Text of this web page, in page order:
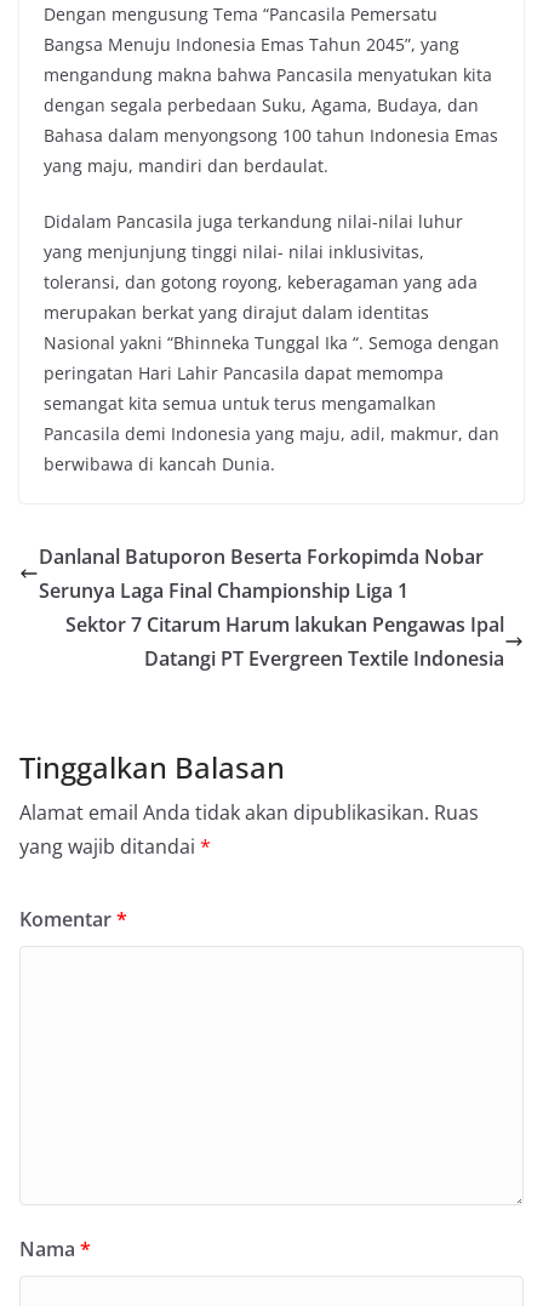
Dengan mengusung Tema “Pancasila Pemersatu
Bangsa Menuju Indonesia Emas Tahun 2045”, yang
mengandung makna bahwa Pancasila menyatukan kita
dengan segala perbedaan Suku, Agama, Budaya, dan
Bahasa dalam menyongsong 100 tahun Indonesia Emas
yang maju, mandiri dan berdaulat.
Didalam Pancasila juga terkandung nilai-nilai luhur
yang menjunjung tinggi nilai- nilai inklusivitas,
toleransi, dan gotong royong, keberagaman yang ada
merupakan berkat yang dirajut dalam identitas
Nasional yakni “Bhinneka Tunggal Ika “. Semoga dengan
peringatan Hari Lahir Pancasila dapat memompa
semangat kita semua untuk terus mengamalkan
Pancasila demi Indonesia yang maju, adil, makmur, dan
berwibawa di kancah Dunia.
Danlanal Batuporon Beserta Forkopimda Nobar
Serunya Laga Final Championship Liga 1
Sektor 7 Citarum Harum lakukan Pengawas Ipal
Datangi PT Evergreen Textile Indonesia
Tinggalkan Balasan
Alamat email Anda tidak akan dipublikasikan. Ruas
yang wajib ditandai *
Komentar*
Nama *